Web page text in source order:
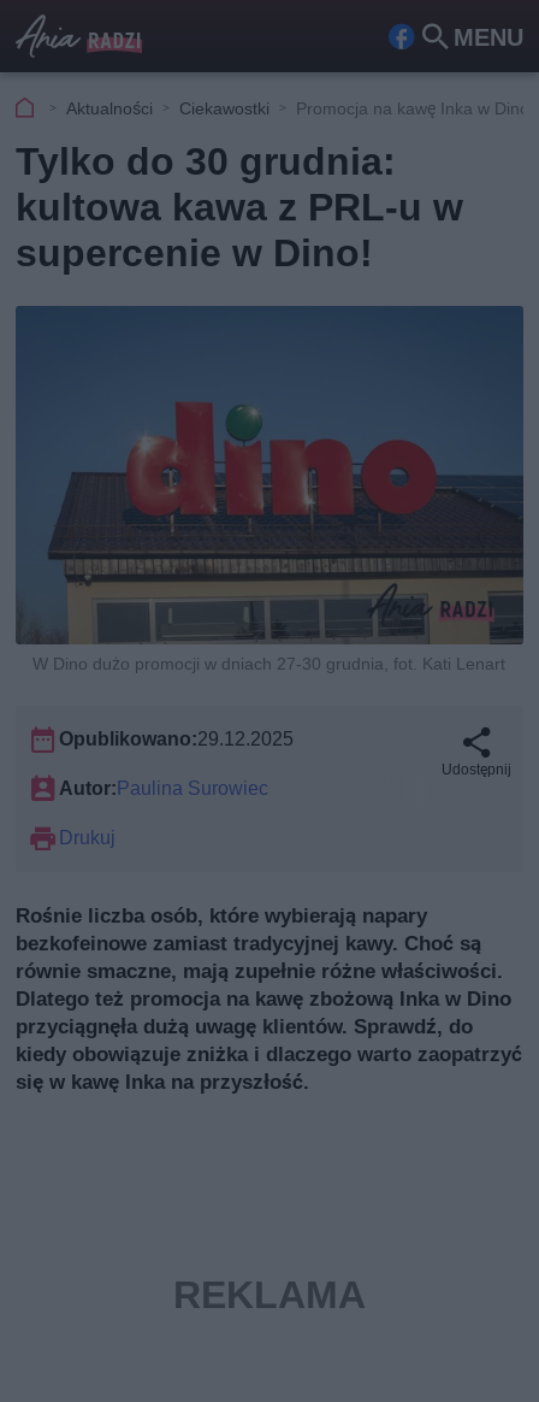
MENU
Fa
ook
Szu
kaj
Aktualności Ciekawostki Promocja na kawę Inka w Dino
Tylko do 30 grudnia:
kultowa kawa z PRL-u w
supercenie w Dino!
W Dino dużo promocji w dniach 27-30 grudnia, fot. Kati Lenart
Opublikowano:29.12.2025
Autor:Paulina Surowiec
Drukuj
Udostępnij
Rośnie liczba osób, które wybierają napary
bezkofeinowe zamiast tradycyjnej kawy. Choć są
równie smaczne, mają zupełnie różne właściwości.
Dlatego też promocja na kawę zbożową Inka w Dino
przyciągnęła dużą uwagę klientów. Sprawdź, do
kiedy obowiązuje zniżka i dlaczego warto zaopatrzyć
się w kawę Inka na przyszłość.